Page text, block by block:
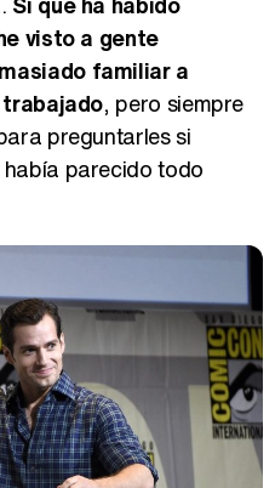
visto a gente
familiar a
, pero siempre
preguntarles si
parecido todo